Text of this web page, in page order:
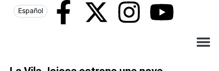
Español